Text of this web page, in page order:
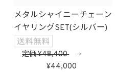
メタルシャイニーチェーン
イヤリングSET(シルバー)
定価 48,400→
44,000